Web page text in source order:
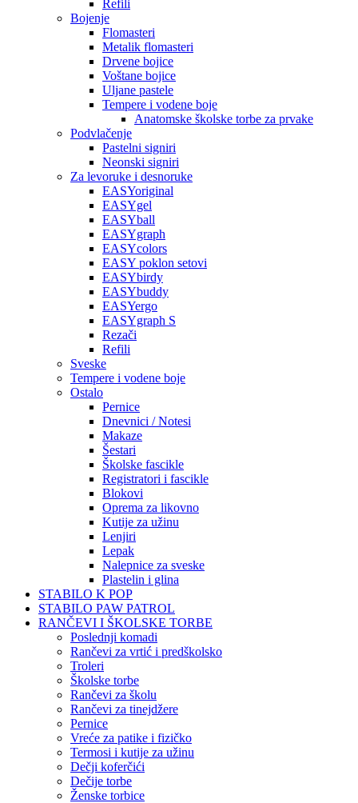
Refili
Bojenje
Flomasteri
Metalik flomasteri
Drvene bojice
Voštane bojice
Uljane pastele
Tempere i vodene boje
Anatomske školske torbe za prvake
Podvlačenje
Pastelni signiri
Neonski signiri
Za levoruke i desnoruke
EASYoriginal
EASYgel
EASYball
EASYgraph
EASYcolors
EASY poklon setovi
EASYbirdy
EASYbuddy
EASYergo
EASYgraph S
Rezači
Refili
Sveske
Tempere i vodene boje
Ostalo
Pernice
Dnevnici / Notesi
Makaze
Šestari
Školske fascikle
Registratori i fascikle
Blokovi
Oprema za likovno
Kutije za užinu
Lenjiri
Lepak
Nalepnice za sveske
Plastelin i glina
STABILO K POP
STABILO PAW PATROL
RANČEVI I ŠKOLSKE TORBE
Poslednji komadi
Rančevi za vrtić i predškolsko
Troleri
Školske torbe
Rančevi za školu
Rančevi za tinejdžere
Pernice
Vreće za patike i fizičko
Termosi i kutije za užinu
Dečji koferčići
Dečije torbe
Ženske torbice